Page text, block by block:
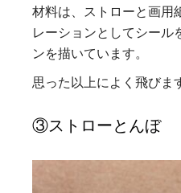
材料は、ストローと画用
レーションとしてシール
ンを描いています。
思った以上によく飛びま
③ストローとんぼ